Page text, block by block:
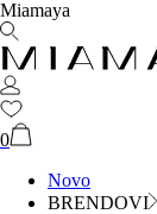
Miamaya
0
Novo
BRENDOVI